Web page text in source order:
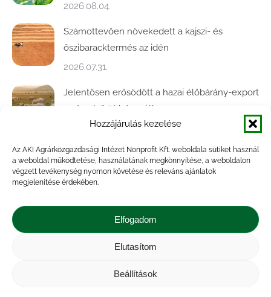
Hozzájárulás kezelése
Az AKI Agrárközgazdasági Intézet Nonprofit Kft. weboldala sütiket használ
a weboldal működtetése, használatának megkönnyítése, a weboldalon
végzett tevékenység nyomon követése és releváns ajánlatok
megjelenítése érdekében.
Elfogadom
Elutasítom
Beállítások
2026.08.04.
Számottevően növekedett a kajszi- és
őszibaracktermés az idén
2026.07.31.
Jelentősen erősödött a hazai élőbárány-export
az év első öt hónapjában
2026.07.28.
Közel ötödével bővült a baromfivágás
Magyarországon
A végéhez közelít az őszi búza betakarítása
2026.07.21.